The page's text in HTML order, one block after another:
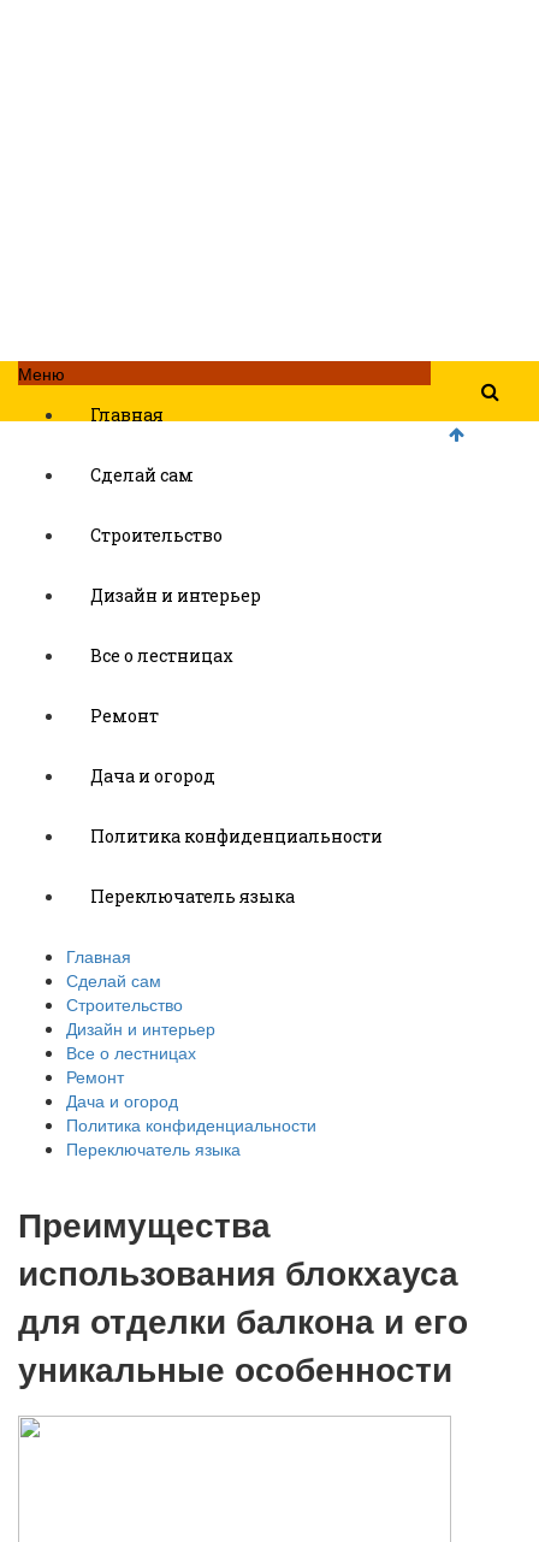
Меню
Главная
Сделай сам
Строительство
Дизайн и интерьер
Все о лестницах
Ремонт
Дача и огород
Политика конфиденциальности
Переключатель языка
Главная
Сделай сам
Строительство
Дизайн и интерьер
Все о лестницах
Ремонт
Дача и огород
Политика конфиденциальности
Переключатель языка
Преимущества
использования блокхауса
для отделки балкона и его
уникальные особенности